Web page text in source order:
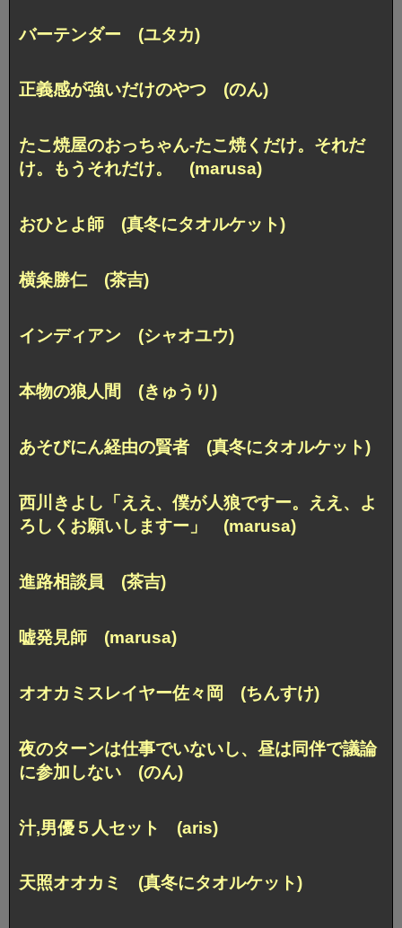
バーテンダー (ユタカ)
正義感が強いだけのやつ (のん)
たこ焼屋のおっちゃん-たこ焼くだけ。それだ
け。もうそれだけ。 (marusa)
おひとよ師 (真冬にタオルケット)
横粂勝仁 (茶吉)
インディアン (シャオユウ)
本物の狼人間 (きゅうり)
あそびにん経由の賢者 (真冬にタオルケット)
西川きよし「ええ、僕が人狼ですー。
ええ、よ
ろしくお願いしますー」 (marusa)
進路相談員 (茶吉)
嘘発見師 (marusa)
オオカミスレイヤー佐々岡 (ちんすけ)
夜のターンは仕事でいないし、 昼は同伴で議論
に参加しない (のん)
汁,男優５人セット (aris)
天照オオカミ (真冬にタオルケット)